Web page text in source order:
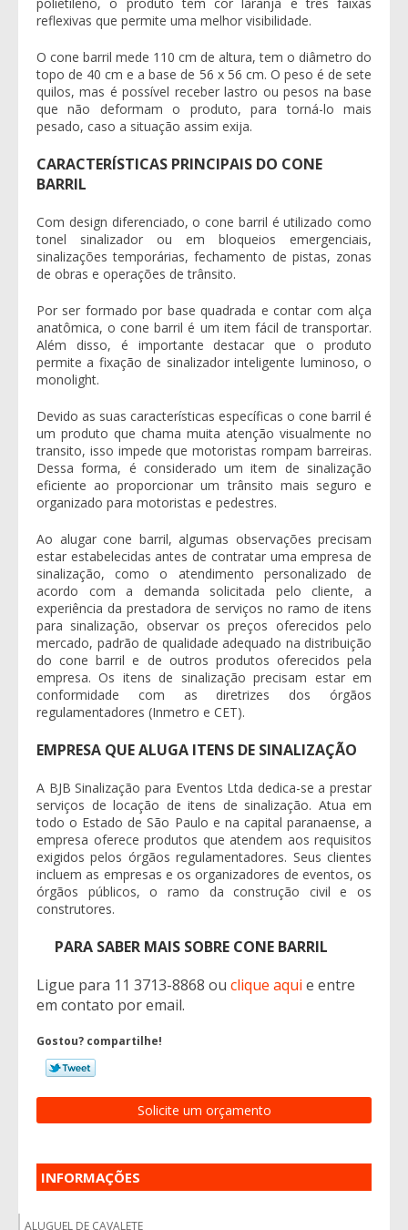
reflexivas que permite uma melhor visibilidade.
O cone barril mede 110 cm de altura, tem o diâmetro do
topo de 40 cm e a base de 56 x 56 cm. O peso é de sete
quilos, mas é possível receber lastro ou pesos na base
que não deformam o produto, para torná-lo mais
pesado, caso a situação assim exija.
CARACTERÍSTICAS PRINCIPAIS DO CONE
BARRIL
Com design diferenciado, o cone barril é utilizado como
tonel sinalizador ou em bloqueios emergenciais,
sinalizações temporárias, fechamento de pistas, zonas
de obras e operações de trânsito.
Por ser formado por base quadrada e contar com alça
anatômica, ocone barril é um item fácil de transportar.
Além disso, é importante destacar que o produto
permite a fixação de sinalizador inteligente luminoso, o
monolight.
Devido as suas características específicas o cone barril é
um produto que chama muita atenção visualmente no
transito, isso impede que motoristas rompam barreiras.
Dessa forma, é considerado um item de sinalização
eficiente ao proporcionar um trânsito mais seguro e
organizado para motoristas e pedestres.
Ao alugar cone barril, algumas observações precisam
estar estabelecidas antes de contratar uma empresa de
sinalização, como o atendimento personalizado de
acordo com a demanda solicitada pelo cliente, a
experiência da prestadora de serviços no ramo de itens
para sinalização, observar os preços oferecidos pelo
mercado, padrão de qualidade adequado na distribuição
docone barril e de outros produtos oferecidos pela
empresa. Os itens de sinalização precisam estar em
conformidade com as diretrizes dos órgãos
regulamentadores (Inmetro e CET).
EMPRESA QUE ALUGA ITENS DE SINALIZAÇÃO
A BJB Sinalização para Eventos Ltda dedica-se a prestar
serviços de locação de itens de sinalização. Atua em
todo o Estado de São Paulo e na capital paranaense, a
empresa oferece produtos que atendem aos requisitos
exigidos pelos órgãos regulamentadores. Seus clientes
incluem as empresas e os organizadores de eventos, os
órgãos públicos, o ramo da construção civil e os
construtores.
PARA SABER MAIS SOBRE CONE BARRIL
Ligue para 11 3713-8868 ou clique aqui e entre
em contato por email.
Gostou? compartilhe!
Solicite um orçamento
INFORMAÇÕES
ALUGUEL DE CAVALETE